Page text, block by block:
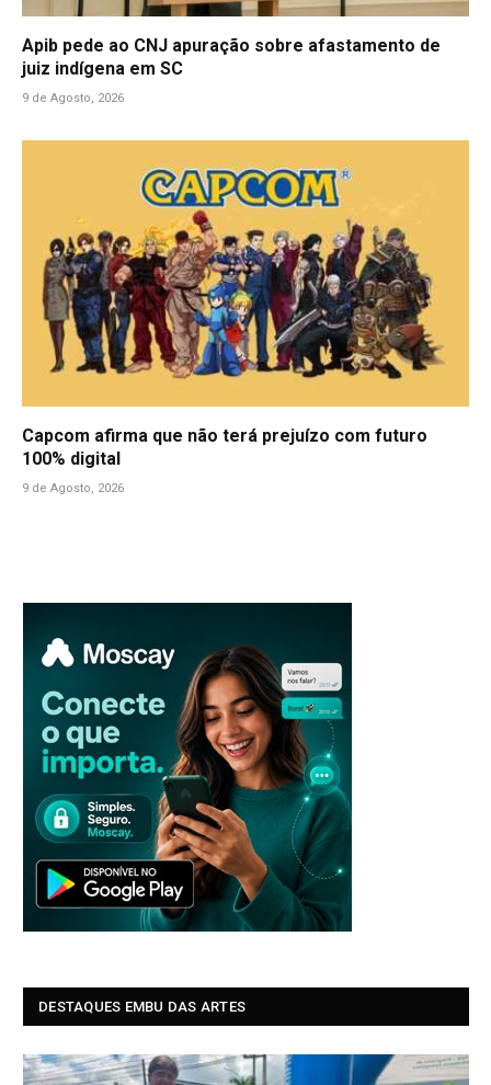
Apib pede ao CNJ apuração sobre afastamento de
juiz indígena em SC
9 de Agosto, 2026
Capcom afirma que não terá prejuízo com futuro
100% digital
9 de Agosto, 2026
DESTAQUES EMBU DAS ARTES